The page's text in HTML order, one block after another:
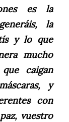
es la
la
y lo que
mucho
caigan
y
con
vuestro